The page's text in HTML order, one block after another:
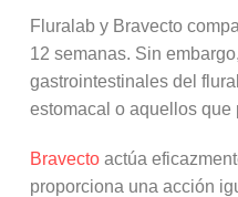
Fluralab y Bravecto
12 semanas. Sin embargo,
gastrointestinales del
estomacal o aquellos que
Bravectoactúa
proporciona una acción